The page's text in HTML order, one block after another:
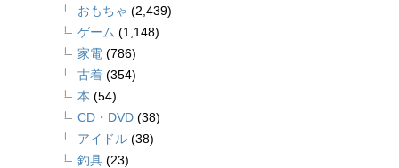
おもちゃ (2,439)
ゲーム (1,148)
家電 (786)
古着 (354)
本 (54)
CD・DVD (38)
アイドル (38)
釣具 (23)